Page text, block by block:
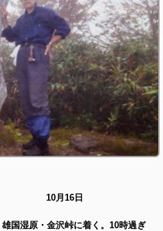
ｍ 10月16日
国湿原・金沢峠に着く。10時過ぎ